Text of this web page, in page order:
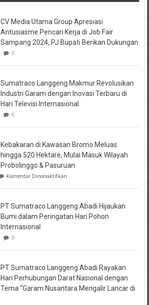
CV Media Utama Group Apresiasi
Antusiasme Pencari Kerja di Job Fair
Sampang 2024, PJ Bupati Berikan Dukungan
0
Sumatraco Langgeng Makmur Revolusikan
Industri Garam dengan Inovasi Terbaru di
Hari Televisi Internasional
0
Kebakaran di Kawasan Bromo Meluas
hingga 520 Hektare, Mulai Masuk Wilayah
Probolinggo & Pasuruan
Komentar Dinonaktifkanpada
di
Bromo
Meluas
hingga
Masuk
Probolinggo
&
Pasuruan
PT Sumatraco Langgeng Abadi Hijaukan
Bumi dalam Peringatan Hari Pohon
Internasional
0
PT Sumatraco Langgeng Abadi Rayakan
Hari Perhubungan Darat Nasional dengan
Tema “Garam Nusantara Mengalir Lancar di